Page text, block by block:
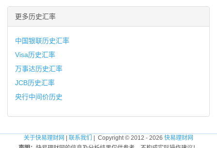
更多历史汇率
中国银联历史汇率
Visa历史汇率
万事达历史汇率
JCB历史汇率
央行中间价历史
关于快易理财网 联系我们 | Copyright © 2012 - 2026 快易理财网